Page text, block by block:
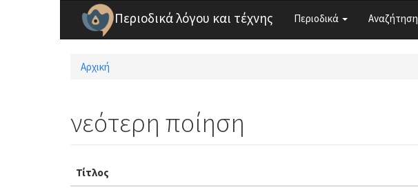
Παράκαμψη προς το κυρίως περιεχόμενο
Περιοδικά λόγου και τέχνης Περιοδικά Αναζήτηση
Είστε εδώ
Αρχική
νεότερη ποίηση
Τίτλος